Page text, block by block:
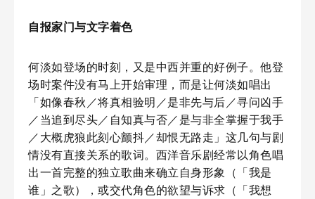
自报家门与文字着色
何淡如登场的时刻，又是中西并重的好例子。他登
场时案件没有马上开始审理，而是让何淡如唱出
「如像春秋／将真相验明／是非先与后／寻问凶手
／当追到尽头／自知真与否／是与非全掌握于我手
／大概虎狼此刻心颤抖／却恨无路走」这几句与剧
情没有直接关系的歌词。西洋音乐剧经常以角色唱
出一首完整的独立歌曲来确立自身形象（「我是
谁」之歌），或交代角色的欲望与诉求（「我想